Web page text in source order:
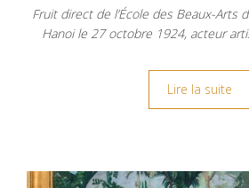
Fruit direct de l’École des Beaux-Arts
Hanoi le 27 octobre 1924, acteur
Lire la suite